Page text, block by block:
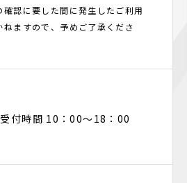
認に要した間に発生したご利用
ますので、予めご了承くださ
時間 10：00～18：00